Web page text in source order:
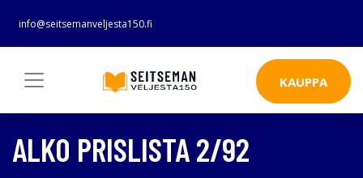
info@seitsemanveljesta150.fi
KAUPPA
ALKO PRISLISTA 2/92